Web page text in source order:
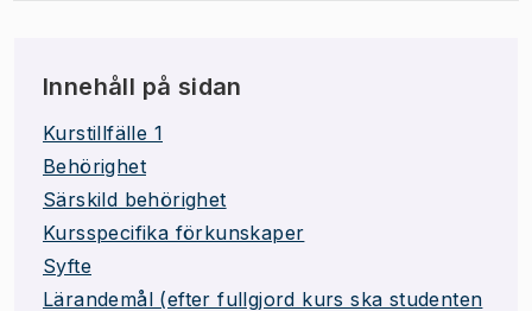
Innehåll på sidan
Kurstillfälle 1
Behörighet
Särskild behörighet
Kursspecifika förkunskaper
Syfte
Lärandemål (efter fullgjord kurs ska studenten